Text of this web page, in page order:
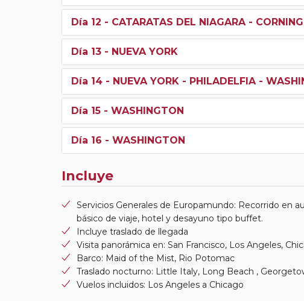
Día 12 - CATARATAS DEL NIAGARA -
Día 13 - NUEVA YORK
Día 14 - NUEVA YORK - PHILADELFIA -
Día 15 - WASHINGTON
Día 16 - WASHINGTON
Incluye
Servicios Generales de Europamundo: Recorrido en
básico de viaje, hotel y desayuno tipo buffet.
Incluye traslado de llegada
Visita panorámica en: San Francisco, Los Angeles,
Barco: Maid of the Mist, Rio Potomac
Traslado nocturno: Little Italy, Long Beach ,
Vuelos incluidos: Los Angeles a Chicago